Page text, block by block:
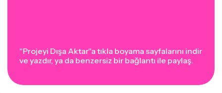
"Projeyi Dışa Aktar"a tıkla boyama sayfalarını indir
ve yazdır, ya da benzersiz bir bağlantı ile paylaş.